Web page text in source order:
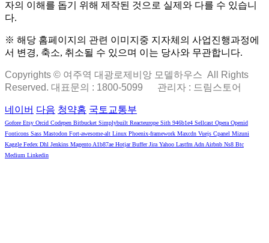
자의 이해를 돕기 위해 제작된 것으로 실제와 다를 수 있습니
다.
※ 해당 홈페이지의 관련 이미지중 지자체의 사업진행과정에
서 변경, 축소, 취소될 수 있으며 이는 당사와 무관합니다.
Copyrights © 여주역 대광로제비앙 모델하우스 All Rights
Reserved. 대표문의 : 1800-5099 관리자 : 드림스토어
네이버 다음 청약홈 국토교통부
Gofore Etsy Orcid Codepen Bitbucket Simplybuilt Reacteurope Sith 946b1e4 Sellcast Opera Openid
Fonticons Sass Mastodon Fort-awesome-alt Linux Phoenix-framework Maxcdn Vuejs Cpanel Mizuni
Kaggle Fedex Dhl Jenkins Magento A1b87ae Hotjar Buffer Jira Yahoo Lastfm Adn Airbnb Ns8 Btc
Medium Linkedin